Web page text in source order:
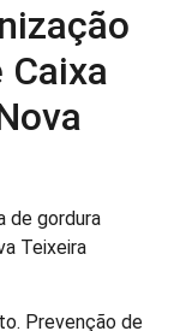
Caixa
de gordura
Teixeira
Prevenção de